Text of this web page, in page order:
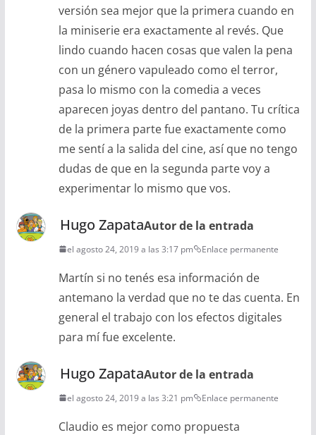
versión sea mejor que la primera cuando en
la miniserie era exactamente al revés. Que
lindo cuando hacen cosas que valen la pena
con un género vapuleado como el terror,
pasa lo mismo con la comedia a veces
aparecen joyas dentro del pantano. Tu crítica
de la primera parte fue exactamente como
me sentí a la salida del cine, así que no tengo
dudas de que en la segunda parte voy a
experimentar lo mismo que vos.
Hugo ZapataAutor de la entrada
el agosto 24, 2019 a las 3:17 pm Enlace permanente
Martín si no tenés esa información de
antemano la verdad que no te das cuenta. En
general el trabajo con los efectos digitales
para mí fue excelente.
Hugo ZapataAutor de la entrada
el agosto 24, 2019 a las 3:21 pm Enlace permanente
Claudio es mejor como propuesta